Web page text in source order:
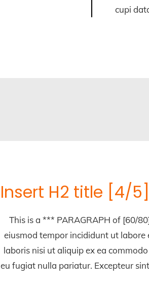
cupi
Insert H2 title [4/
This is a *** PARAGRAPH of [60/
eiusmod tempor incididunt ut
laboris nisi ut aliquip ex ea
eu fugiat nulla pariatur. Excepteur